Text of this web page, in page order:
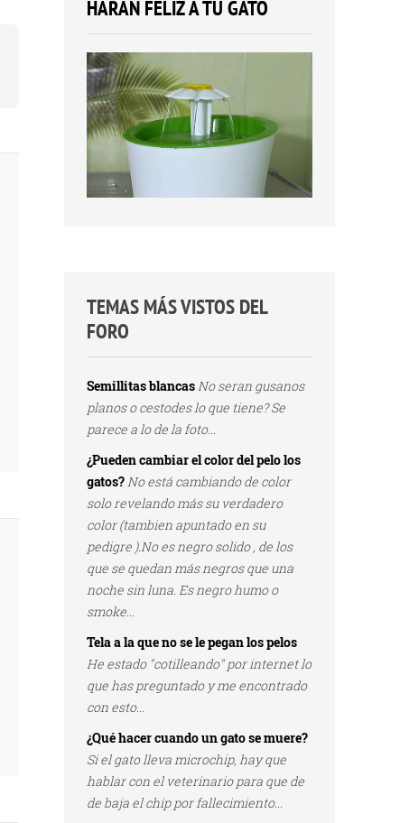
HARÁN FELIZ A TU GATO
TEMAS MÁS VISTOS DEL
FORO
Semillitas blancasNo seran gusanos
planos o cestodes lo que tiene? Se
parece a lo de la foto...
¿Pueden cambiar el color del pelo los
gatos?No está cambiando de color
solo revelando más su verdadero
color (tambien apuntado en su
pedigre ).No es negro solido , de los
que se quedan más negros que una
noche sin luna. Es negro humo o
smoke...
Tela a la que no se le pegan los pelos
He estado "cotilleando" por internet lo
que has preguntado y me encontrado
con esto...
¿Qué hacer cuando un gato se muere?
Si el gato lleva microchip, hay que
hablar con el veterinario para que de
de baja el chip por fallecimiento...